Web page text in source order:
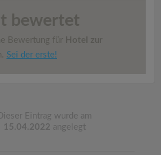
bewertet
Bewertung für Hotel zur
Sei der erste!
Eintrag wurde am
15.04.2022 angelegt